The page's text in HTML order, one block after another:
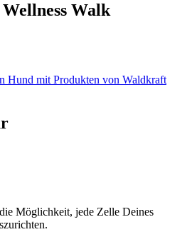
Walk
Möglichkeit, jede Zelle Deines